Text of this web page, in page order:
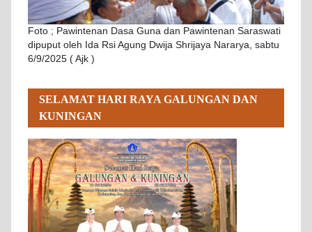
Foto ; Pawintenan Dasa Guna dan Pawintenan Saraswati
dipuput oleh Ida Rsi Agung Dwija Shrijaya Nararya, sabtu
6/9/2025 ( Ajk )
SELAMAT HARI RAYA GALUNGAN DAN
KUNINGAN